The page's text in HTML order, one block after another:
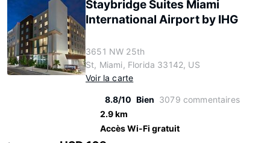
Staybridge Suites Miami
International Airport by IHG
3651 NW 25th
St, Miami, Florida 33142, US
Voir la carte
8.8/10 Bien 3079 commentaires
2.9 km
Accès Wi-Fi gratuit